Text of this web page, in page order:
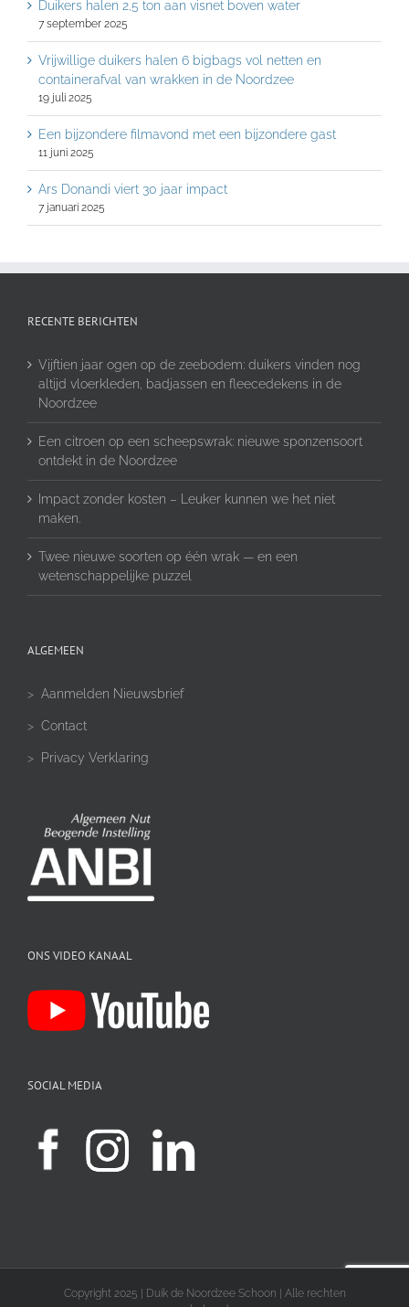
Duikers halen 2,5 ton aan visnet boven water
7 september 2025
Vrijwillige duikers halen 6 bigbags vol netten en
containerafval van wrakken in de Noordzee
19 juli 2025
Een bijzondere filmavond met een bijzondere gast
11 juni 2025
Ars Donandi viert 30 jaar impact
7 januari 2025
RECENTE BERICHTEN
Vijftien jaar ogen op de zeebodem: duikers vinden nog
altijd vloerkleden, badjassen en fleecedekens in de
Noordzee
Een citroen op een scheepswrak: nieuwe sponzensoort
ontdekt in de Noordzee
Impact zonder kosten – Leuker kunnen we het niet
maken.
Twee nieuwe soorten op één wrak — en een
wetenschappelijke puzzel
ALGEMEEN
> Aanmelden Nieuwsbrief
> Contact
> Privacy Verklaring
ONS VIDEO KANAAL
SOCIAL MEDIA
Copyright 2025 | Duik de Noordzee Schoon | Alle rechten